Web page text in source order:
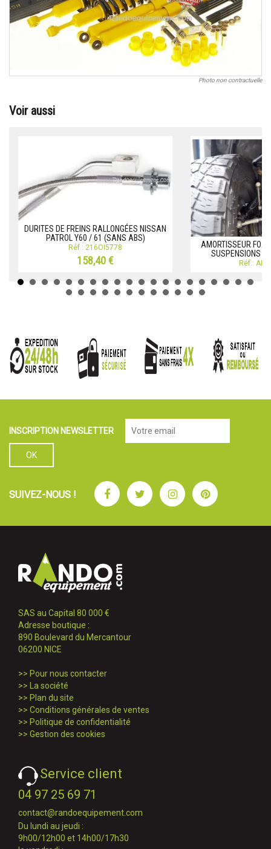
Photo non contractuelle
Voir aussi
DURITES DE FREINS RALLONGÉES NISSAN
PATROL Y60 / 61 (SANS ABS)
Réf.: 216OI5778
158,40 €
AMORTISSEUR
SUSPENSIONS
Réf.:
INSCRIPTION NEWSLETTER
SUIVEZ-NOUS ! FacebookTwitterInstagramPinterest
SAS au Capital 80 000 €
Adresse boutique :
890 Boulevard du Mercantour
06200 NICE
>> Pour nous contacter
>>
La société
>> Plan du site
>> Conditions générales de ventes
>> Politique de confidentialité
>> Gestion des cookies
Service client
04 97 25 69 71
contact@randoequipement.com
Du lundi au jeudi :
9h00/12h00 et 14h00/17h30